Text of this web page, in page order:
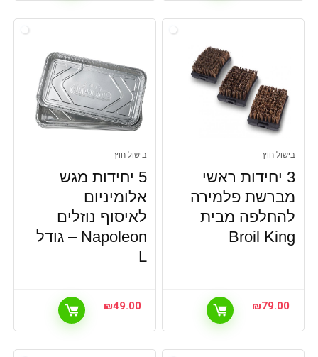
בישול חוץ
3 יחידות ראשי
מברשת פלמירה
להחלפה מבית
Broil King
₪79.00
בישול חוץ
5 יחידות מגש
אלומיניום
לאיסוף נוזלים
Napoleon – גודל
L
₪49.00